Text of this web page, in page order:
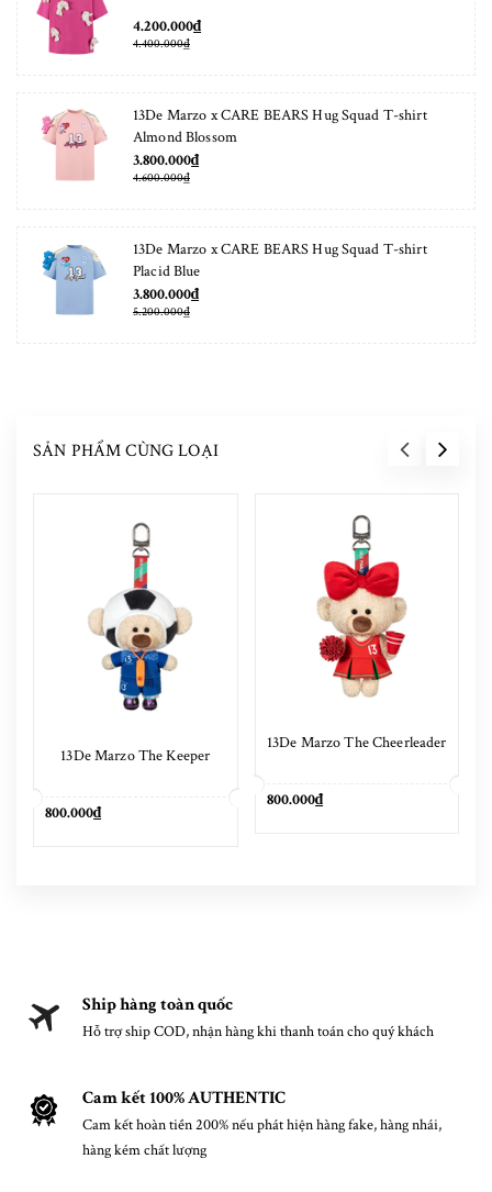
4.200.000₫
4.400.000₫
13De Marzo x CARE BEARS Hug Squad T-shirt
Almond Blossom
3.800.000₫
4.600.000₫
13De Marzo x CARE BEARS Hug Squad T-shirt
Placid Blue
3.800.000₫
5.200.000₫
SẢN PHẨM CÙNG LOẠI
13De Marzo The Keeper
800.000₫
13De Marzo The Cheerleader
800.000₫
Ship hàng toàn quốc
Hỗ trợ ship COD, nhận hàng khi thanh toán cho quý khách
Cam kết 100% AUTHENTIC
Cam kết hoàn tiền 200% nếu phát hiện hàng fake, hàng nhái,
hàng kém chất lượng